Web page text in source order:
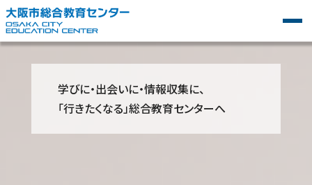
学びに・出会いに・情報収集に、
「行きたくなる」総合教育センターへ